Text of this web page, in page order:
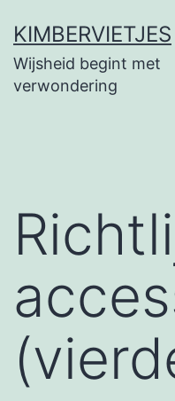
naar
de
KIMBERVIETJES
Wijsheid begint met
verwondering